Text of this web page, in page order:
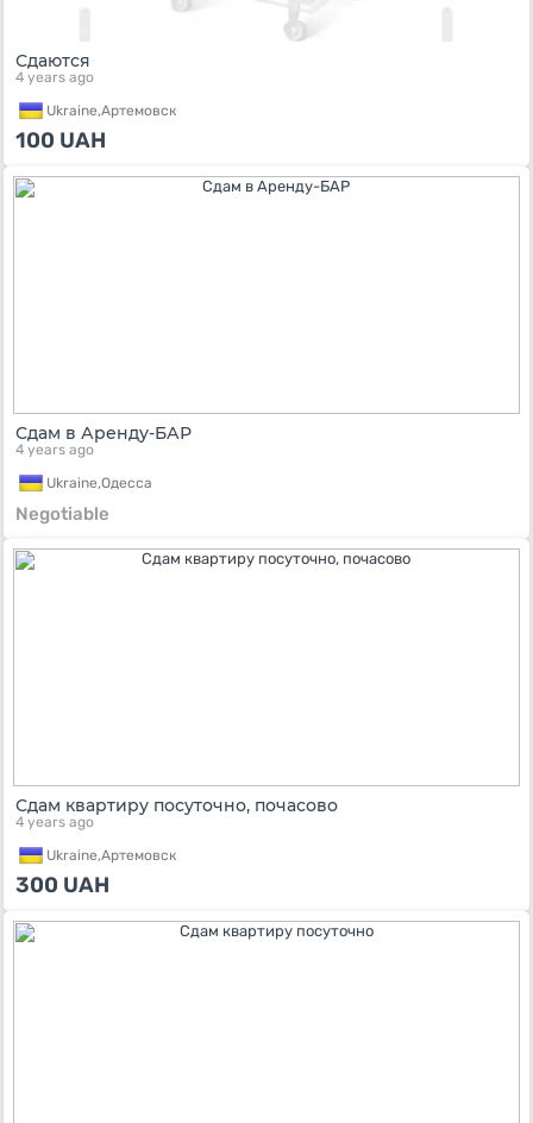
Сдаются
4 years ago
Ukraine,Артемовск
100 UAH
Сдам в Аренду-БАР
4 years ago
Ukraine,Одесса
Negotiable
Сдам квартиру посуточно, почасово
4 years ago
Ukraine,Артемовск
300 UAH